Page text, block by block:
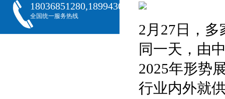
18036851280,18994301288,18068407382
全国统一服务热线
2月27日，
同一天，由
2025年形势
行业内外就